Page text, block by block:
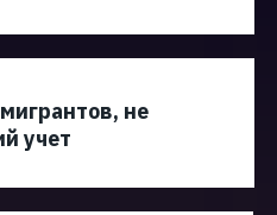
не
учет